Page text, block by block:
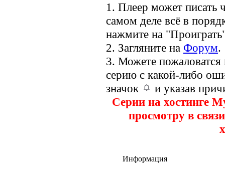
1. Плеер может писать
самом деле всё в
нажмите на
2. Загляните на Форум.
3. Можете
серию с какой-либо
значок
и указав
Серии на хостинге
просмотру в
Информация